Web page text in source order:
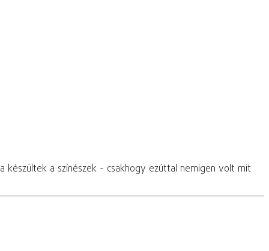
készültek a színészek - csakhogy ezúttal nemigen volt mit